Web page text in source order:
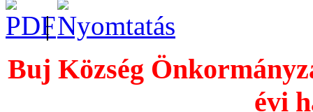
|
Buj Község
évi